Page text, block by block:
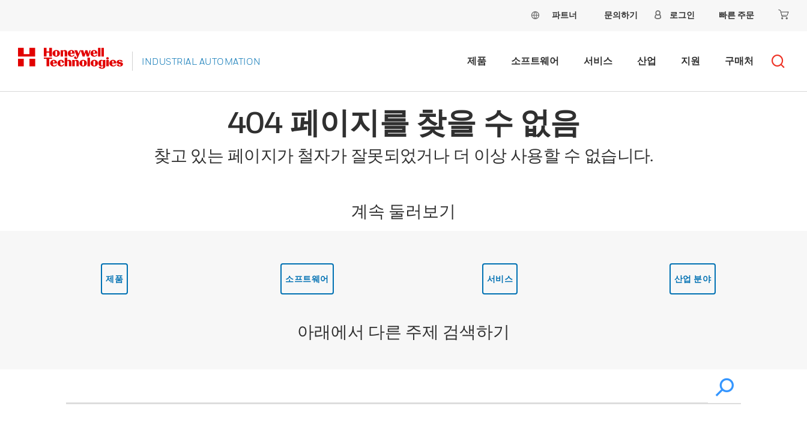
파트너 문의하기 로그인 빠른 주문
INDUSTRIAL AUTOMATION 제품 소프트웨어 서비스 산업 지원 구매처
404 페이지를 찾을 수 없음
찾고 있는 페이지가 철자가 잘못되었거나 더 이상 사용할 수 없습니다.
계속 둘러보기
제품 소프트웨어 서비스 산업 분야
아래에서 다른 주제 검색하기